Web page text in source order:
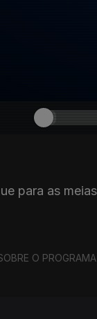
para as
O PROGRAMA